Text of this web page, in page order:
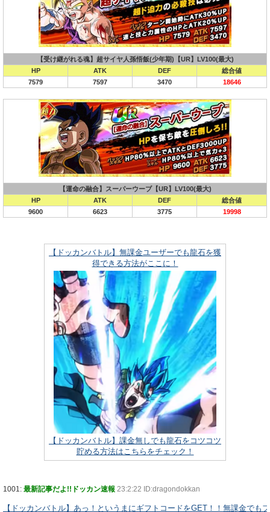
【受け継がれる魂】超サイヤ人孫悟飯(少年期)【UR】LV100(最大)
HP
ATK DEF
総合値
7579
7597 3470 18646
【運命の融合】スーパーウーブ【UR】LV100(最大)
HP
ATK DEF
総合値
9600
6623 3775 19998
【ドッカンバトル】無課金ユーザーでも龍石を獲
得できる方法がここに！
【ドッカンバトル】課金無しでも龍石をコツコツ
貯める方法はこちらをチェック！
1001: 最新記事だよ!!ドッカン速報 23:2:22 ID:dragondokkan
【ドッカンバトル】あっ！というまにギフトコードをGET！！無課金でも